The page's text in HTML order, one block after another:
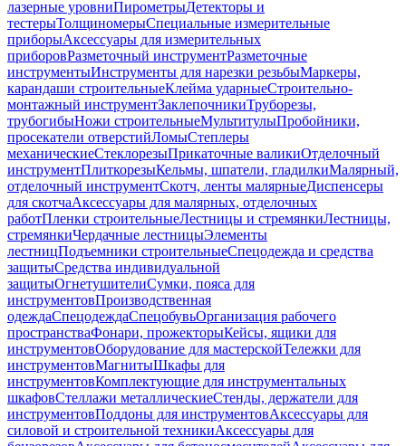
лазерные уровниПирометрыДетекторы и
тестерыТолщиномерыСпециальные измерительные
приборыАксессуары для измерительных
приборовРазметочный инструментРазметочные
инструментыИнструменты для нарезки резьбыМаркеры,
карандаши строительныеКлейма ударныеСтроительно-
монтажный инструментЗаклепочникиТруборезы,
трубогибыНожи строительныеМультитулыПробойники,
просекатели отверстийЛомыСтеплеры
механическиеСтеклорезыПрикаточные валикиОтделочный
инструментПлиткорезыКельмы, шпатели, гладилкиМалярный,
отделочный инструментСкотч, ленты малярныеДиспенсеры
для скотчаАксессуары для малярных, отделочных
работПленки строительныеЛестницы и стремянкиЛестницы,
стремянкиЧердачные лестницыЭлементы
лестницПодъемники строительныеСпецодежда и средства
защитыСредства индивидуальной
защитыОгнетушителиСумки, пояса для
инструментовПроизводственная
одеждаСпецодеждаСпецобувьОрганизация рабочего
пространстваФонари, прожекторыКейсы, ящики для
инструментовОборудование для мастерскойТележки для
инструментовМагнитыШкафы для
инструментовКомплектующие для инструментальных
шкафовСтеллажи металлическиеСтенды, держатели для
инструментовПоддоны для инструментовАксессуары для
силовой и строительной техникиАксессуары для